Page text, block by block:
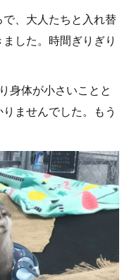
、大人たちと入れ替
した。時間ぎりぎり
身体が小さいことと
ませんでした。もう